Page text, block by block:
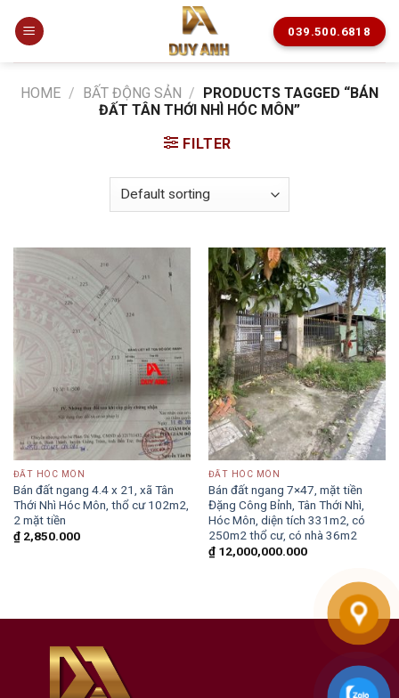
039.500.6818
HOME / BẤT ĐỘNG SẢN / PRODUCTS TAGGED “BÁN
ĐẤT TÂN THỚI NHÌ HÓC MÔN”
FILTER
ĐẤT HÓC MÔN
Bán đất ngang 4.4 x 21, xã Tân
Thới Nhì Hóc Môn, thổ cư 102m2,
2 mặt tiền
₫2,850.000
ĐẤT HÓC MÔN
Bán đất ngang 7×47, mặt tiền
Đặng Công Bỉnh, Tân Thới Nhì,
Hóc Môn, diện tích 331m2, có
250m2 thổ cư, có nhà 36m2
₫12,000,000.000